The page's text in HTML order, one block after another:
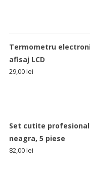
Termometru
afisaj LCD
29,00lei
Set cutite
neagra, 5 piese
82,00lei